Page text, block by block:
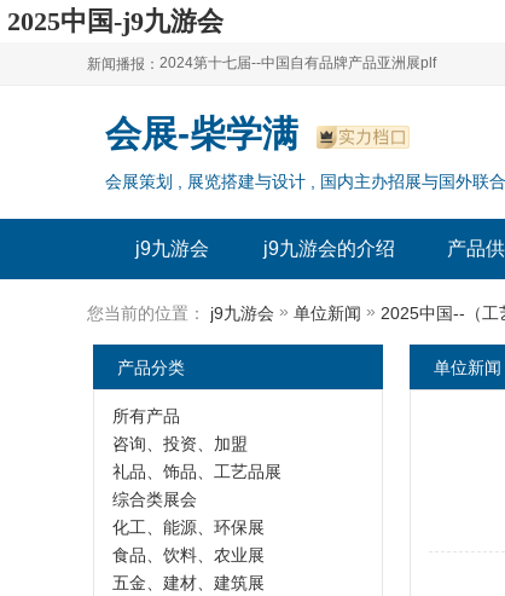
2025中国-j9九游会
新闻播报：
2024上海自有品牌展--百货展|食品展 零售展|oem展
2024全球自有--品牌产品亚洲展（plf）
2024上海自有品牌展--2024上海oem 贴牌代加工展
2024第十七届--中国自有品牌产品亚洲展plf
2024全球自有--品牌产品亚洲展（plf）
2024年上海--第17届自有品牌展
会展-柴学满
会展策划 , 展览搭建与设计 , 国内主办招展与国外联
j9九游会 j9九游会的介绍 产品
您当前的位置： j9九游会 » 单位新闻 » 2025中国--（工
单位新闻
产品分类
所有产品
咨询、投资、加盟
礼品、饰品、工艺品展
综合类展会
化工、能源、环保展
食品、饮料、农业展
五金、建材、建筑展